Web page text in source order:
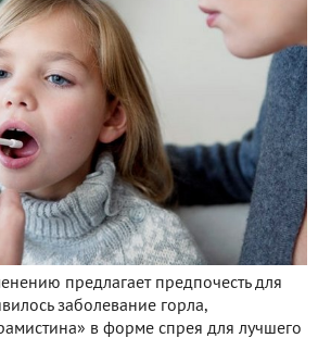
предлагает предпочесть для
заболевание горла,
в форме спрея для лучшего